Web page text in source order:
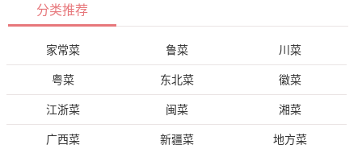
分类推荐
家常菜 鲁菜 川菜
粤菜 东北菜 徽菜
江浙菜 闽菜 湘菜
广西菜 新疆菜 地方菜